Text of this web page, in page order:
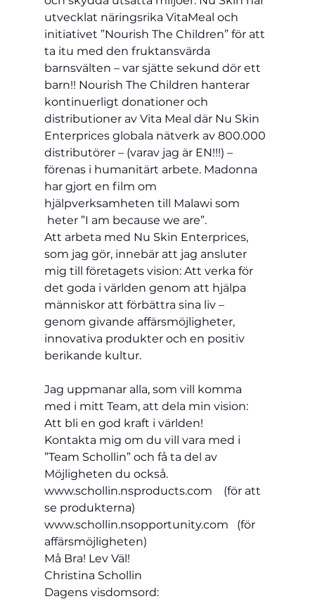
utvecklat näringsrika VitaMeal och
initiativet ”Nourish The Children” för att
ta itu med den fruktansvärda
barnsvälten – var sjätte sekund dör ett
barn!! Nourish The Children hanterar
kontinuerligt donationer och
distributioner av Vita Meal där Nu Skin
Enterprices globala nätverk av 800.000
distributörer – (varav jag är EN!!!) –
förenas i humanitärt arbete. Madonna
har gjort en film om
hjälpverksamheten till Malawi som
heter ”I am because we are”.
Att arbeta med Nu Skin Enterprices,
som jag gör, innebär att jag ansluter
mig till företagets vision: Att verka för
det goda i världen genom att hjälpa
människor att förbättra sina liv –
genom givande affärsmöjligheter,
innovativa produkter och en positiv
berikande kultur.
Jag uppmanar alla, som vill komma
med i mitt Team, att dela min vision:
Att bli en god kraft i världen!
Kontakta mig om du vill vara med i
”Team Schollin” och få ta del av
Möjligheten du också.
www.schollin.nsproducts.com    (för att
se produkterna)
www.schollin.nsopportunity.com   (för
affärsmöjligheten)
Må Bra! Lev Väl!
Christina Schollin
Dagens visdomsord: